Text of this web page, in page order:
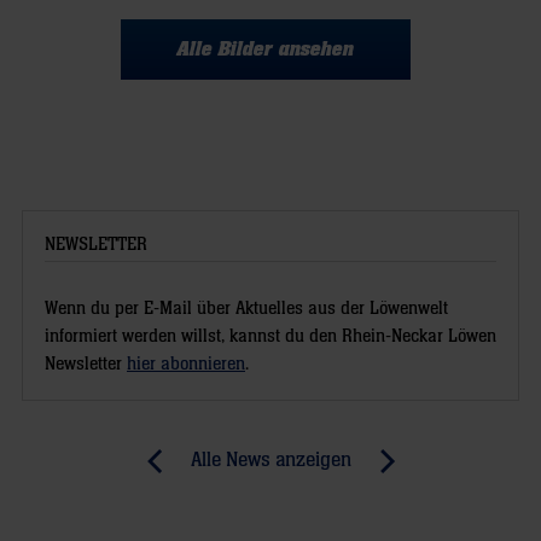
Alle Bilder ansehen
NEWSLETTER
Wenn du per E-Mail über Aktuelles aus der Löwenwelt
informiert werden willst, kannst du den Rhein-Neckar Löwen
Newsletter hier abonnieren.
Alle News anzeigen